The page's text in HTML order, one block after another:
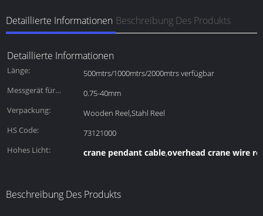
Detaillierte Informationen Beschreibung Des Produkts
Detaillierte Informationen
Länge:
500mtrs/1000mtrs/2000mtrs verfügbar
Messgerät für
0.75-40mm
Verpackung:
Wooden Reel,Stahl Reel
HS Code:
73121000
Hohes Licht:
crane pendant cable,overhead crane wire
Beschreibung Des Produkts